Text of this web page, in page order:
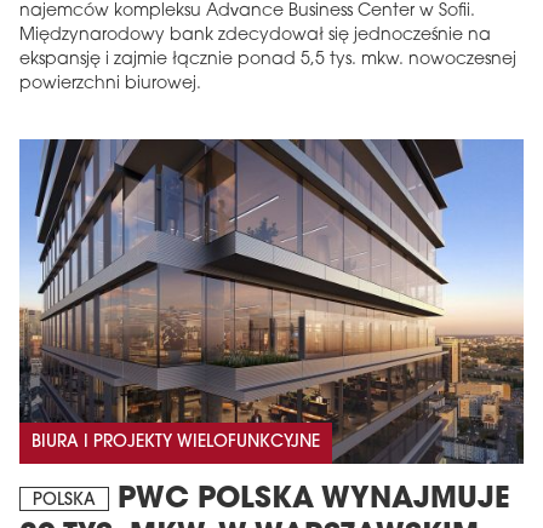
najemców kompleksu Advance Business Center w Sofii.
Międzynarodowy bank zdecydował się jednocześnie na
ekspansję i zajmie łącznie ponad 5,5 tys. mkw. nowoczesnej
powierzchni biurowej.
BIURA I PROJEKTY WIELOFUNKCYJNE
POLSKA
PWC POLSKA WYNAJMUJE